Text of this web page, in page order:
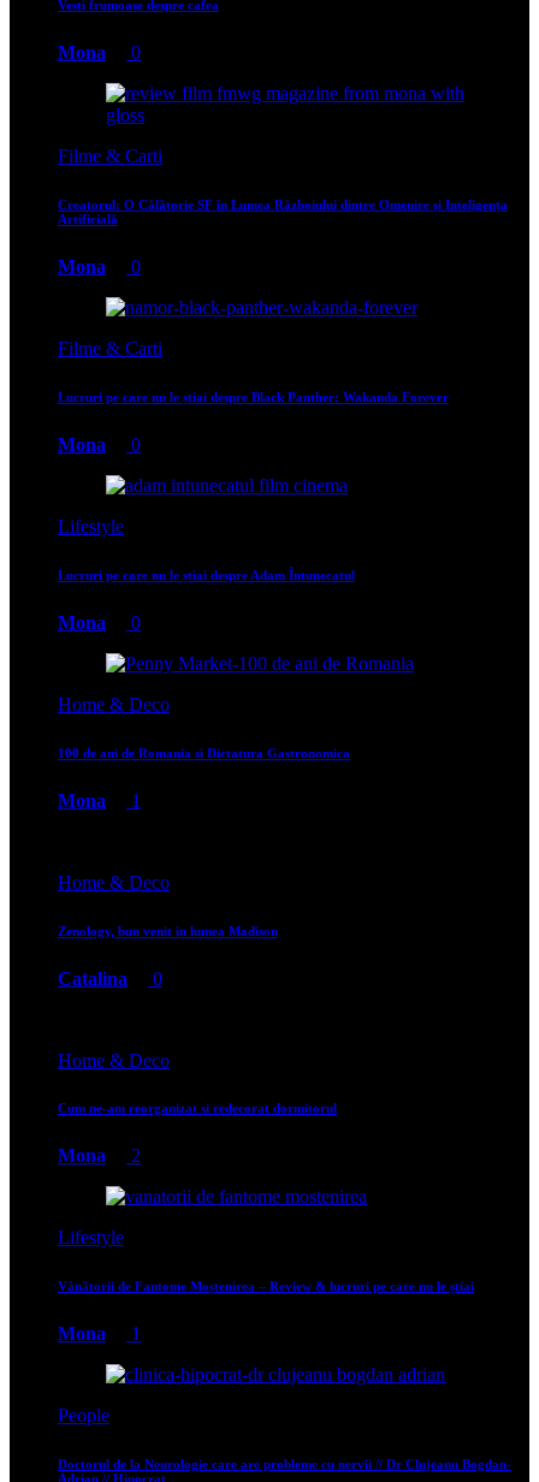
Vesti frumoase despre cafea
Mona 0
Filme & Carti
Creatorul: O Călătorie SF în Lumea Războiului dintre Omenire și Inteligența
Artificială
Mona 0
Filme & Carti
Lucruri pe care nu le știai despre Black Panther: Wakanda Forever
Mona 0
Lifestyle
Lucruri pe care nu le știai despre Adam Întunecatul
Mona 0
Home & Deco
100 de ani de Romania si Dictatura Gastronomica
Mona 1
Home & Deco
Zenology, bun venit in lumea Madison
Catalina 0
Home & Deco
Cum ne-am reorganizat si redecorat dormitorul
Mona 2
Lifestyle
Vânătorii de Fantome Moștenirea – Review & lucruri pe care nu le știai
Mona 1
People
Doctorul de la Neurologie care are probleme cu nervii // Dr Clujeanu Bogdan-
Adrian // Hipocrat